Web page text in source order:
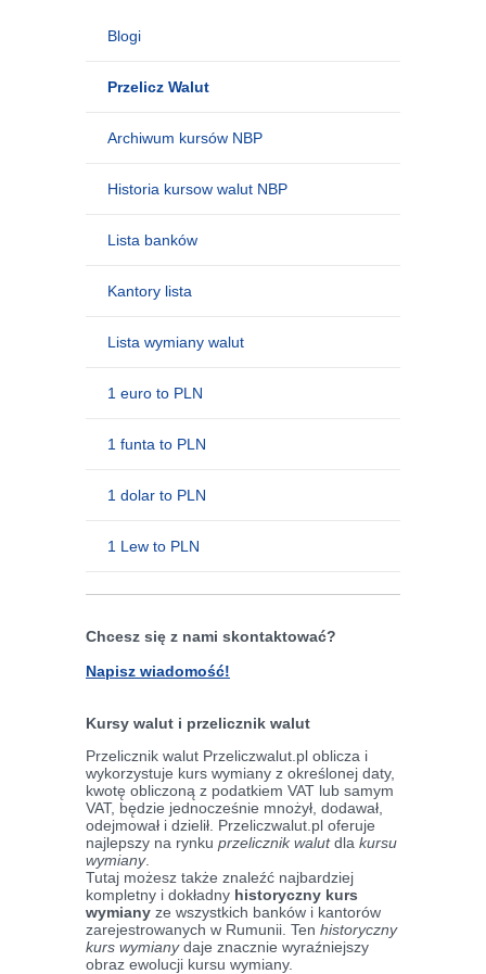
Blogi
Przelicz Walut
Archiwum kursów NBP
Historia kursow walut NBP
Lista banków
Kantory lista
Lista wymiany walut
1 euro to PLN
1 funta to PLN
1 dolar to PLN
1 Lew to PLN
Chcesz się z nami skontaktować?
Napisz wiadomość!
Kursy walut i przelicznik walut
Przelicznik walut Przeliczwalut.pl oblicza i
wykorzystuje kurs wymiany z określonej daty,
kwotę obliczoną z podatkiem VAT lub samym
VAT, będzie jednocześnie mnożył, dodawał,
odejmował i dzielił. Przeliczwalut.pl oferuje
najlepszy na rynku przelicznik walutdla kursu
wymiany.
Tutaj możesz także znaleźć najbardziej
kompletny i dokładny historyczny kurs
wymiany ze wszystkich banków i kantorów
zarejestrowanych w Rumunii. Ten historyczny
kurs wymianydaje znacznie wyraźniejszy
obraz ewolucji kursu wymiany.